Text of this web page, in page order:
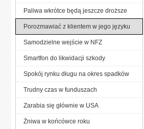
Paliwa wkrótce będą jeszcze droższe
Porozmawiać z klientem w jego języku
Samodzielne wejście w NFZ
Smartfon do likwidacji szkody
Spokój rynku długu na okres spadków
Trudny czas w funduszach
Zarabia się głównie w USA
Żniwa w końcówce roku